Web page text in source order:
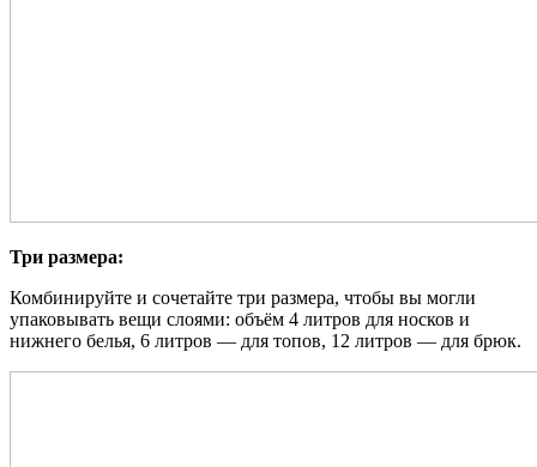
Три размера:
Комбинируйте и сочетайте три размера, чтобы вы могли
упаковывать вещи слоями: объём 4 литров для носков и
нижнего белья, 6 литров — для топов, 12 литров — для брюк.